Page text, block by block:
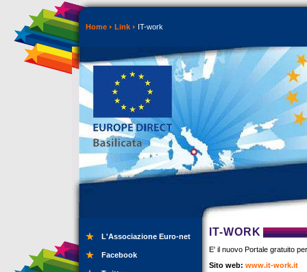
Home Link IT-work
L'Associazione Euro-net
Facebook
IT-WORK
E' il nuovo Portale gratuito
Sito web: www.it-work.it